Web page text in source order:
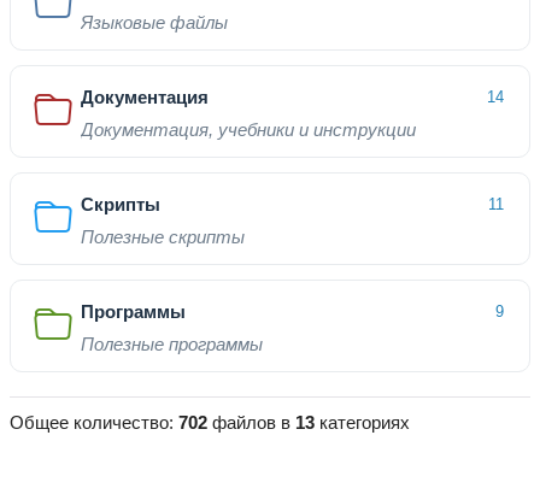
Языковые файлы
Документация 14
Документация, учебники и инструкции
Скрипты 11
Полезные скрипты
Программы 9
Полезные программы
Общее количество: 702 файлов в 13 категориях